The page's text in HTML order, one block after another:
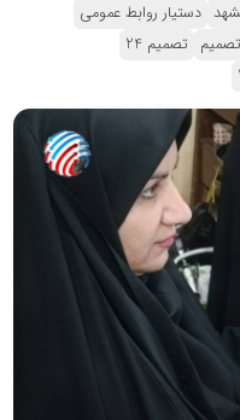
دستیار روابط عمومی
تصمیم 24